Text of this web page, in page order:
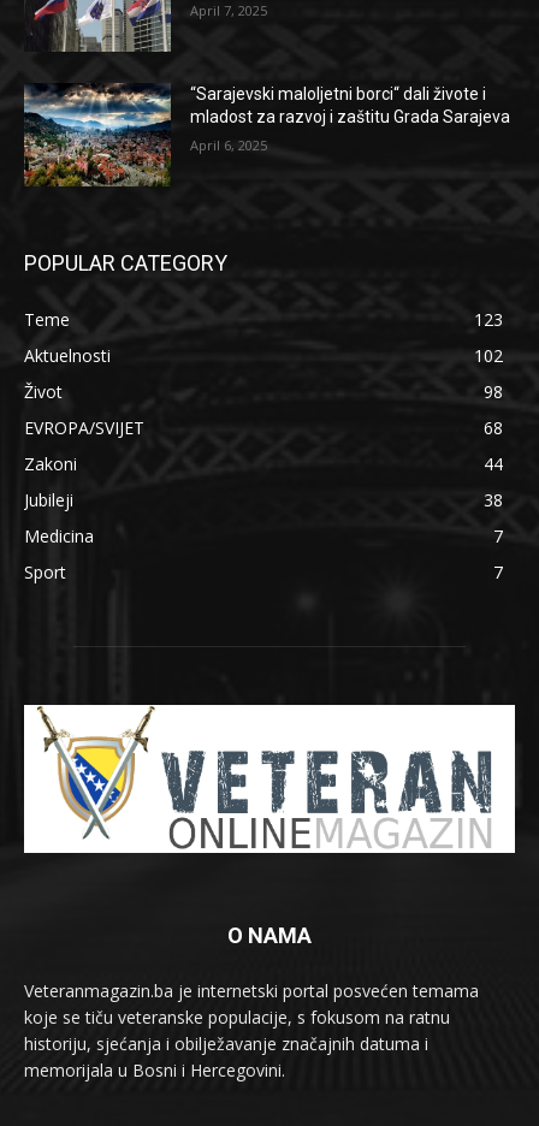
April 7, 2025
“Sarajevski maloljetni borci“ dali živote i
mladost za razvoj i zaštitu Grada Sarajeva
April 6, 2025
POPULAR CATEGORY
Teme
123
Aktuelnosti
102
Život
98
EVROPA/SVIJET
68
Zakoni
44
Jubileji
38
Medicina
7
Sport
7
O NAMA
Veteranmagazin.ba je internetski portal posvećen temama
koje se tiču veteranske populacije, s fokusom na ratnu
historiju, sjećanja i obilježavanje značajnih datuma i
memorijala u Bosni i Hercegovini.